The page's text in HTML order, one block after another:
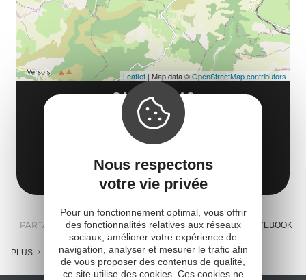
GAEC D'ALCAS
56, route de Gauty
12250 Saint-Jean-et-Saint-Paul
Obtenir l'itinéraire
Leaflet | Map data ©OpenStreetMap contributors
PARTAGER : E-MAIL MESSENGER FACEBOOK
PLUS
Nous respectons
votre vie privée
Pour un fonctionnement optimal, vous offrir
des fonctionnalités relatives aux réseaux
sociaux, améliorer votre expérience de
navigation, analyser et mesurer le trafic afin
de vous proposer des contenus de qualité,
ce site utilise des cookies. Ces cookies ne